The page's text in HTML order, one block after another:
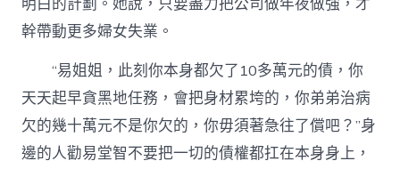
幹帶動更多婦女失業。
“易姐姐，此刻你本身都欠了10多萬元的債，你
天天起早貪黑地任務，會把身材累垮的，你弟弟治病
欠的幾十萬元不是你欠的，你毋須著急往了償吧？”身
邊的人勸易堂智不要把一切的債權都扛在本身身上，